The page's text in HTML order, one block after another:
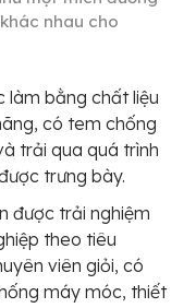
nhau cho
làm bằng chất liệu
có tem chống
trải qua quá trình
trưng bày.
được trải nghiệm
theo tiêu
viên giỏi, có
máy móc, thiết